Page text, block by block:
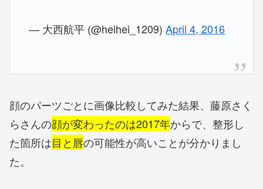
— 大西航平 (@heihei_1209)April 4, 2016
顔のパーツごとに画像比較してみた結果、藤原さく
らさんの顔が変わったのは2017年からで、整形し
た箇所は目と唇の可能性が高いことが分かりまし
た。